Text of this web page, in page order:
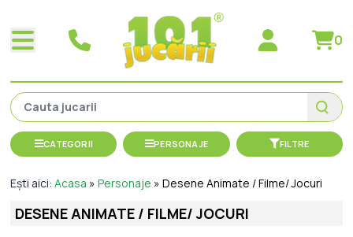
0
CATEGORII PERSONAJE FILTRE
Ești aici:Acasa »Personaje »Desene Animate / Filme/ Jocuri
DESENE ANIMATE / FILME/ JOCURI